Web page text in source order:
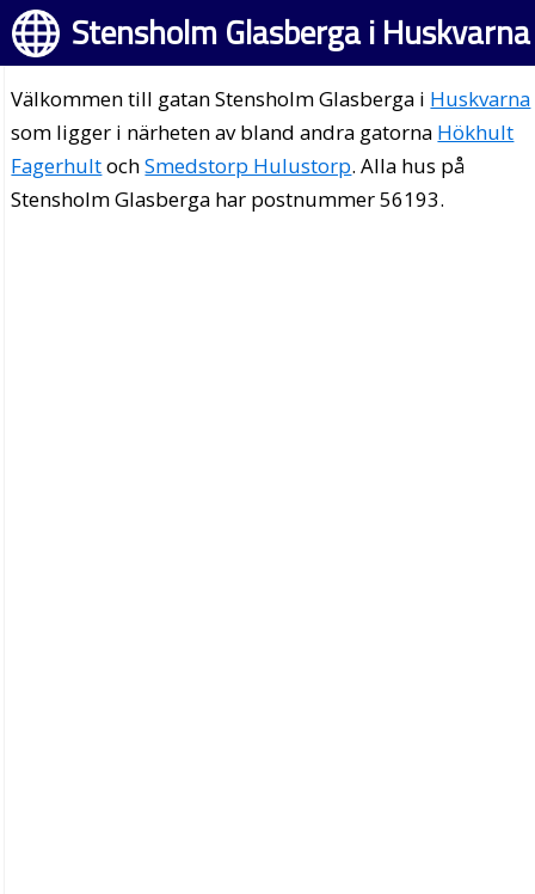
Stensholm Glasberga i Huskvarna
Välkommen till gatan Stensholm Glasberga i Huskvarna
som ligger i närheten av bland andra gatorna Hökhult
FagerhultochSmedstorp Hulustorp. Alla hus på
Stensholm Glasberga har postnummer 56193.